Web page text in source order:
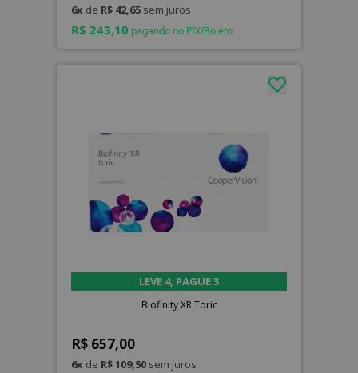
6x de R$ 42,65sem juros
R$ 243,10 pagando no PIX/Boleto
LEVE 4, PAGUE 3
Biofinity XR Toric
R$ 657,00
6x de R$ 109,50sem juros